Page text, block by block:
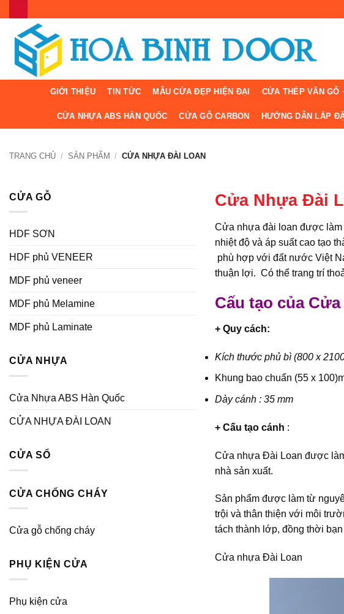
dung
GIỚI THIỆU TIN TỨC MẪU CỬA ĐẸP HIỆN ĐẠI CỬA THÉP VÂN GỖ
CỬA NHỰA ABS HÀN QUỐC CỬA GỖ CARBON HƯỚNG DẪN LẮP
TRANG CHỦ / SẢN PHẨM / CỬA NHỰA ĐÀI LOAN
CỬA GỖ
HDF SƠN
HDF phủ VENEER
MDF phủ veneer
MDF phủ Melamine
MDF phủ Laminate
CỬA NHỰA
Cửa Nhựa ABS Hàn Quốc
CỬA NHỰA ĐÀI LOAN
CỬA SỔ
CỬA CHỐNG CHÁY
Cửa gỗ chống cháy
PHỤ KIỆN CỬA
Phụ kiện cửa
Cửa Nhựa Đài
Cửa nhựa đài loan được làm
nhiệt độ và áp suất cao tạo
phù hợp với đất nước Việt
thuận lợi. Có thể trang trí
Cấu tạo của
+ Quy cách:
Kích thước phủ bì (800 x
Khung bao chuẩn (55 x
Dày cánh : 35 mm
+ Cấu tạo cánh :
Cửa nhựa Đài Loan được
nhà sản xuất.
Sản phẩm được làm từ
trội và thân thiện với môi
tách thành lớp, đồng thời
Cửa nhựa Đài Loan